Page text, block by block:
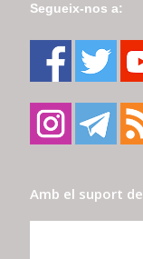
Segueix-nos a:
Amb el suport